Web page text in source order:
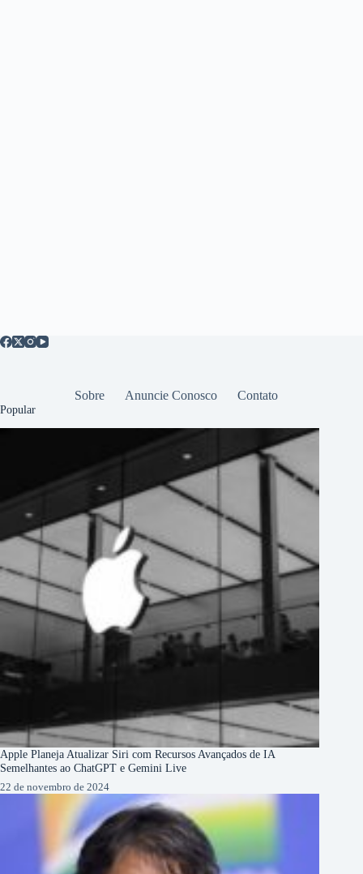
Sobre Anuncie Conosco Contato
Popular
Apple Planeja Atualizar Siri com Recursos Avançados de IA
Semelhantes ao ChatGPT e Gemini Live
22 de novembro de 2024